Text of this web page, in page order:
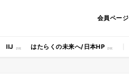
会員ページ
IIJ はたらくの未来へ/日本HP